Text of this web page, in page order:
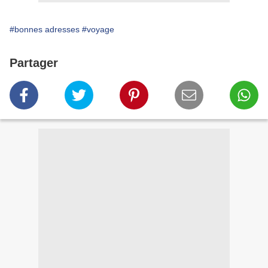
#bonnes adresses #voyage
Partager